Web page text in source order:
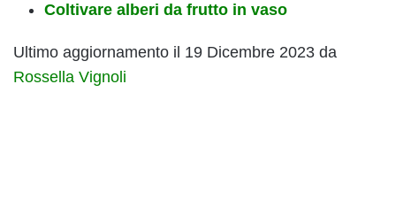
Coltivare alberi da frutto in vaso
Ultimo aggiornamento il 19 Dicembre 2023 da
Rossella Vignoli